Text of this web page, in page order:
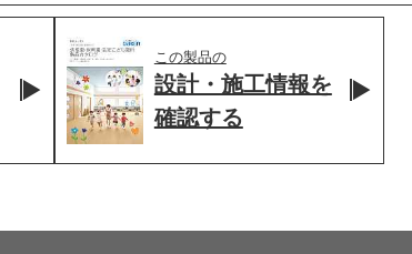
この製品の
設計・施工情報を
確認する